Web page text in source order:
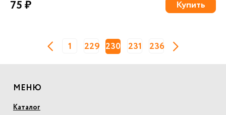
75 ₽ Купить
1 229 230 231 236
МЕНЮ
Каталог